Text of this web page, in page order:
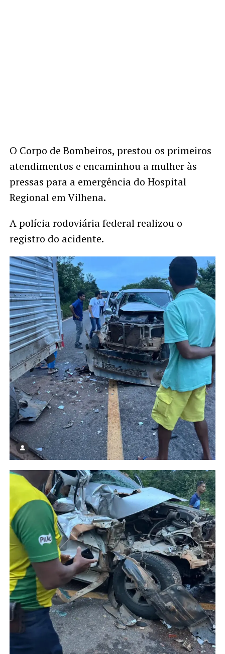
O Corpo de Bombeiros, prestou os primeiros
atendimentos e encaminhou a mulher às
pressas para a emergência do Hospital
Regional em Vilhena.
A polícia rodoviária federal realizou o
registro do acidente.